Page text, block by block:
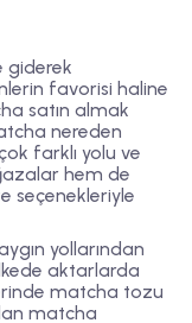
giderek
favorisi haline
satın almak
nereden
farklı yolu ve
hem de
seçenekleriyle
yollarından
aktarlarda
matcha tozu
matcha